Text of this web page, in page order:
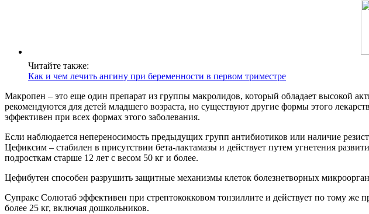
Читайте также:
Как и чем лечить ангину при беременности в первом триместре
Макропен – это еще один препарат из группы макролидов, который обладает высокой
рекомендуются для детей младшего возраста, но существуют другие формы этого
эффективен при всех формах этого заболевания.
Если наблюдается непереносимость предыдущих групп антибиотиков или наличие
Цефиксим – стабилен в присутствии бета-лактамазы и действует путем угнетения
подросткам старше 12 лет с весом 50 кг и более.
Цефибутен способен разрушить защитные механизмы клеток болезнетворных
Супракс Солютаб эффективен при стрептококковом тонзиллите и действует по тому
более 25 кг, включая дошкольников.